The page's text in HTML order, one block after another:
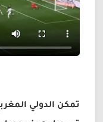
تمكن الدولي